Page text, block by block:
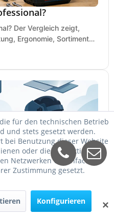
Der Vergleich zeigt,
Ergonomie, Sortiment
einstellen
passende
für saubere Nähte
✕
für den technischen Betrieb
und stets gesetzt werden.
bei Benutzung dieser Website
oder die Interaktion mit
Netzwerken vereinfachen
Zustimmung gesetzt.
Konfigurieren